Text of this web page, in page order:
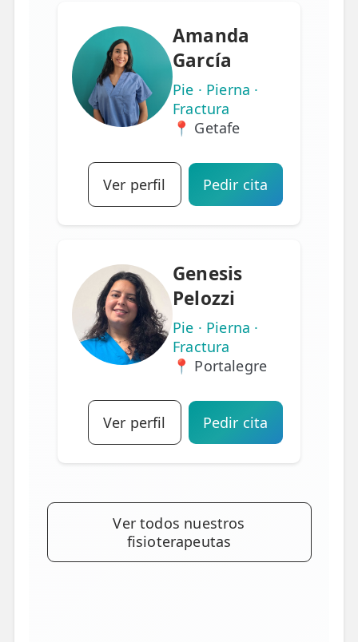
Amanda
García
Pie · Pierna ·
Fractura
📍 Getafe
Ver perfil Pedir cita
Genesis
Pelozzi
Pie · Pierna ·
Fractura
📍 Portalegre
Ver perfil Pedir cita
Ver todos nuestros
fisioterapeutas